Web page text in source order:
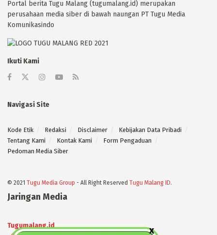
Portal berita Tugu Malang (tugumalang.id) merupakan
perusahaan media siber di bawah naungan PT Tugu Media
Komunikasindo
Ikuti Kami
Navigasi Site
Kode Etik Redaksi Disclaimer
Kebijakan Data Pribadi
Tentang Kami
Kontak Kami
Form Pengaduan
Pedoman Media Siber
© 2021 Tugu Media Group - All Right Reserved Tugu Malang ID.
Jaringan Media
Tugumalang.id